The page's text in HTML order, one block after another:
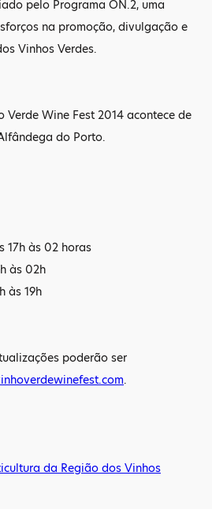
pelo Programa ON.2, uma
na promoção, divulgação e
Vinhos Verdes.
Verde Wine Fest 2014 acontece de
do Porto.
17h às 02 horas
às 02h
às 19h
poderão ser
.
da Região dos Vinhos